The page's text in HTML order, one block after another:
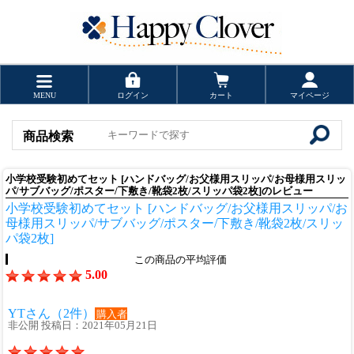
MENU ログイン カート マイページ
商品検索
小学校受験初めてセット [ハンドバッグ/お父様用スリッパ/お母様用スリッ
パ/サブバッグ/ポスター/下敷き/靴袋2枚/スリッパ袋2枚]のレビュー
小学校受験初めてセット [ハンドバッグ/お父様用スリッパ/お
母様用スリッパ/サブバッグ/ポスター/下敷き/靴袋2枚/スリッ
パ袋2枚]
この商品の平均評価
5.00
YTさん（2件）
購入者
非公開 投稿日：2021年05月21日